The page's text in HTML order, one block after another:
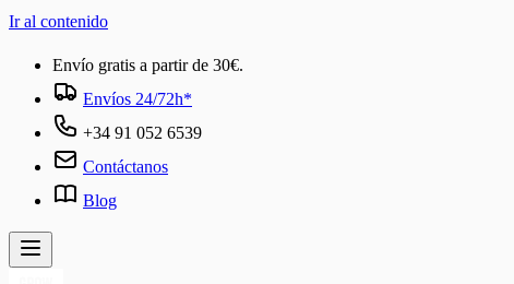
Ir al contenido
Envío gratis a partir de 30€.
Envíos 24/72h*
+34 91 052 6539
Contáctanos
Blog